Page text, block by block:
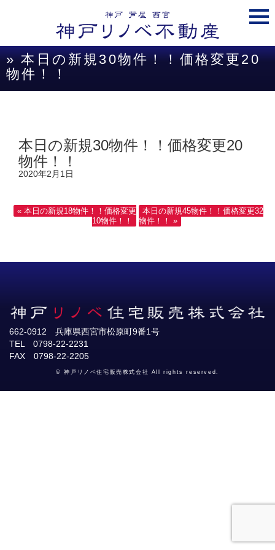
» 本日の新規30物件！！価格変更20
物件！！
本日の新規30物件！！価格変更20
物件！！
2020年2月1日
« 本日の新規18物件！！価格変更
10物件！！
本日の新規45物件！！価格変更32
物件！！ »
662-0912 兵庫県西宮市松原町9番1号
TEL 0798-22-2231
FAX 0798-22-2205
© 神戸リノベ住宅販売株式会社 All rights reserved.